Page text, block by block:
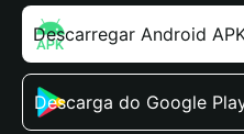
Descarregar Android
Descarga do Google